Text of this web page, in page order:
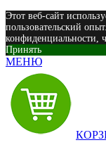
Этот веб-сайт
пользовательский
конфиденциальности,
Принять
МЕНЮ